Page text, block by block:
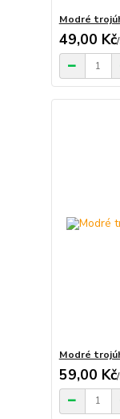
Modré
49,00 Kč/
Modré
59,00 Kč/